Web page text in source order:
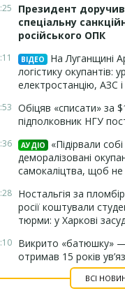
Президент
спеціальну
російського ОПК
ВІДЕО
На Луганщині
логістику окупантів:
електростанцію, АЗС
Обіцяв «списати» за
підполковник НГУ
АУДІО
«Підірвали
деморалізовані
самокаліцтва, щоб
Ностальгія за
росії коштували
тюрми: у Харкові
Викрито «батюшку»
отримав 15 років
ВСІ